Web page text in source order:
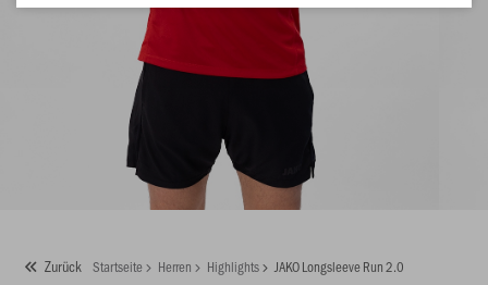
Zurück Startseite Herren Highlights JAKO Longsleeve Run 2.0